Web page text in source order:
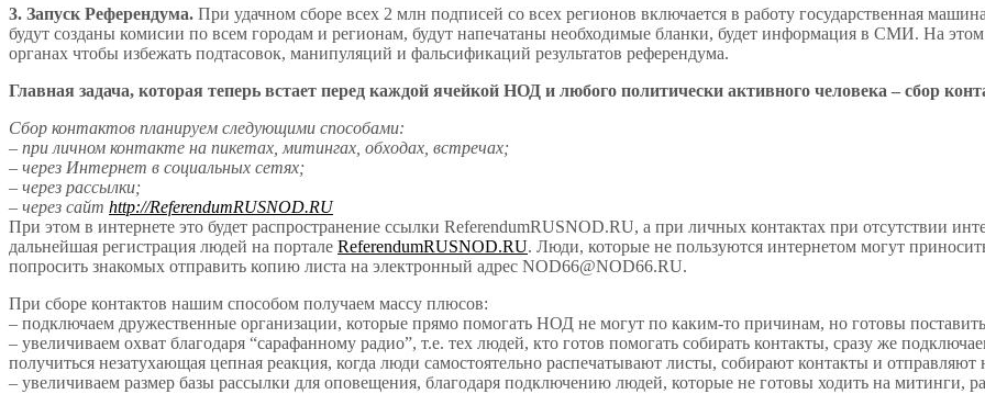
3. Запуск Референдума. При удачном сборе всех 2 млн подписей со всех регионов включается в работу государственная
будут созданы комисии по всем городам и регионам, будут напечатаны необходимые бланки, будет информация в СМИ. На
органах чтобы избежать подтасовок, манипуляций и фальсификаций результатов референдума.
Главная задача, которая теперь встает перед каждой ячейкой НОД и любого политически активного человека – сбор
Сбор контактов планируем следующими способами:
– при личном контакте на пикетах, митингах, обходах, встречах;
– через Интернет в социальных сетях;
– через рассылки;
– через сайт http://ReferendumRUSNOD.RU
При этом в интернете это будет распространение ссылки ReferendumRUSNOD.RU, а при личных контактах при отсутствии
дальнейшая регистрация людей на портале ReferendumRUSNOD.RU. Люди, которые не пользуются интернетом могут
попросить знакомых отправить копию листа на электронный адрес NOD66@NOD66.RU.
При сборе контактов нашим способом получаем массу плюсов:
– подключаем дружественные организации, которые прямо помогать НОД не могут по каким-то причинам, но готовы
– увеличиваем охват благодаря “сарафанному радио”, т.е. тех людей, кто готов помогать собирать контакты, сразу же
получиться незатухающая цепная реакция, когда люди самостоятельно распечатывают листы, собирают контакты и отправляют
– увеличиваем размер базы рассылки для оповещения, благодаря подключению людей, которые не готовы ходить на митинги,